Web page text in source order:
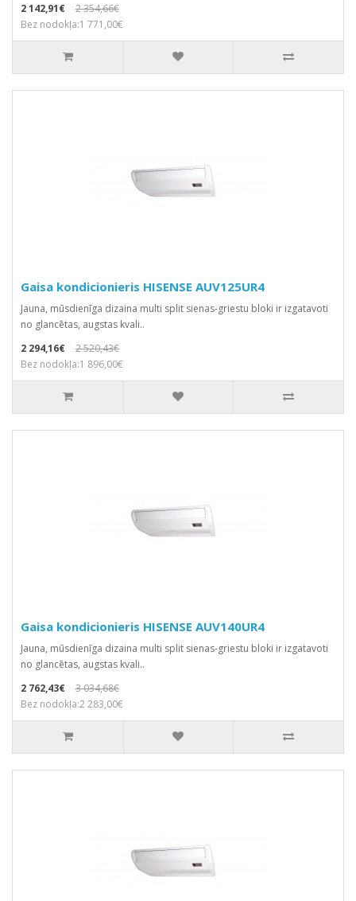
2 142,91€
2 354,66€
Bez nodokļa:1 771,00€
Gaisa kondicionieris HISENSE AUV125UR4
Jauna, mūsdienīga dizaina multi split sienas-griestu bloki ir izgatavoti
no glancētas, augstas kvali..
2 294,16€
2 520,43€
Bez nodokļa:1 896,00€
Gaisa kondicionieris HISENSE AUV140UR4
Jauna, mūsdienīga dizaina multi split sienas-griestu bloki ir izgatavoti
no glancētas, augstas kvali..
2 762,43€
3 034,68€
Bez nodokļa:2 283,00€